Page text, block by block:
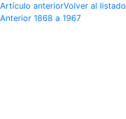
Artículo anteriorVolver al listado
Anterior 1868 a 1967